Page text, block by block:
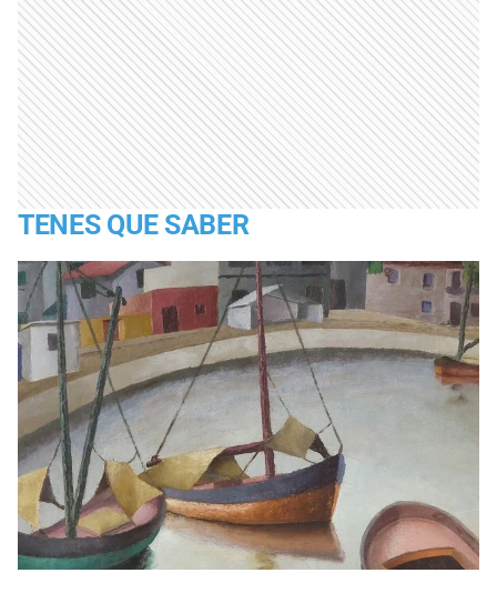
TENES QUE SABER